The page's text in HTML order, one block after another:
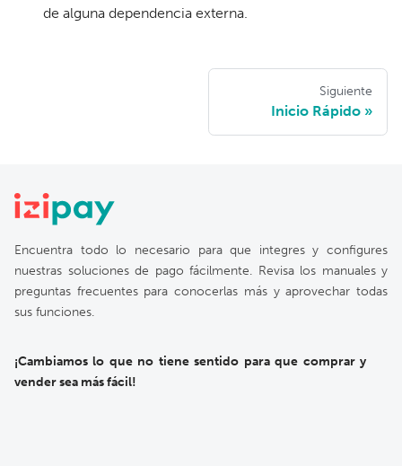
de alguna dependencia externa.
Siguiente
Inicio Rápido
Encuentra todo lo necesario para que integres y configures
nuestras soluciones de pago fácilmente. Revisa los manuales y
preguntas frecuentes para conocerlas más y aprovechar todas
sus funciones.
¡Cambiamos lo que no tiene sentido para que comprar y
vender sea más fácil!